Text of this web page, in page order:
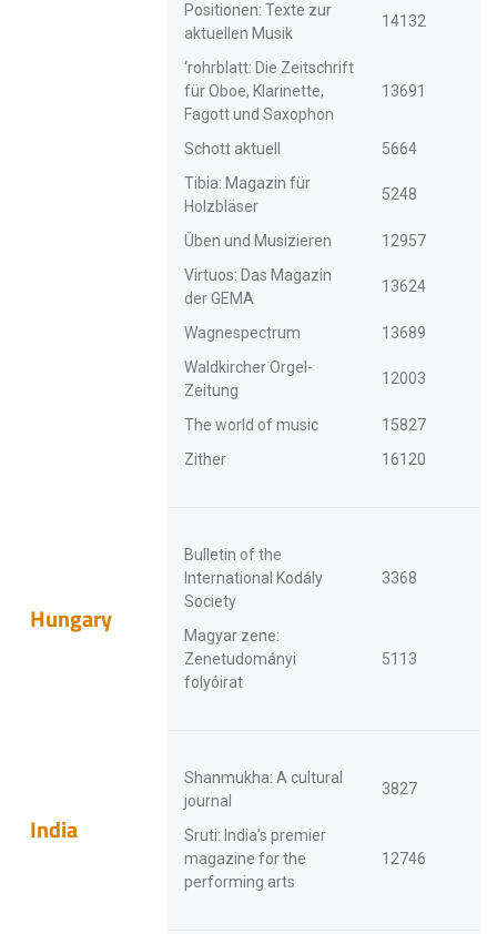
Positionen: Texte zur
aktuellen Musik
14132
‘rohrblatt: Die Zeitschrift
für Oboe, Klarinette,
Fagott und Saxophon
13691
Schott aktuell
5664
Tibia: Magazin für
Holzbläser
5248
Üben und Musizieren
12957
Virtuos: Das Magazin
der GEMA
13624
Wagnespectrum
13689
Waldkircher Orgel-
Zeitung
12003
The world of music
15827
Zither
16120
Hungary
Bulletin of the
International Kodály
Society
3368
Magyar zene:
Zenetudományi
folyóirat
5113
India
Shanmukha: A cultural
journal
3827
Sruti: India’s premier
magazine for the
performing arts
12746